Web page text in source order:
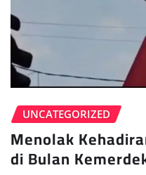
UNCATEGORIZED
Menolak
di Bulan